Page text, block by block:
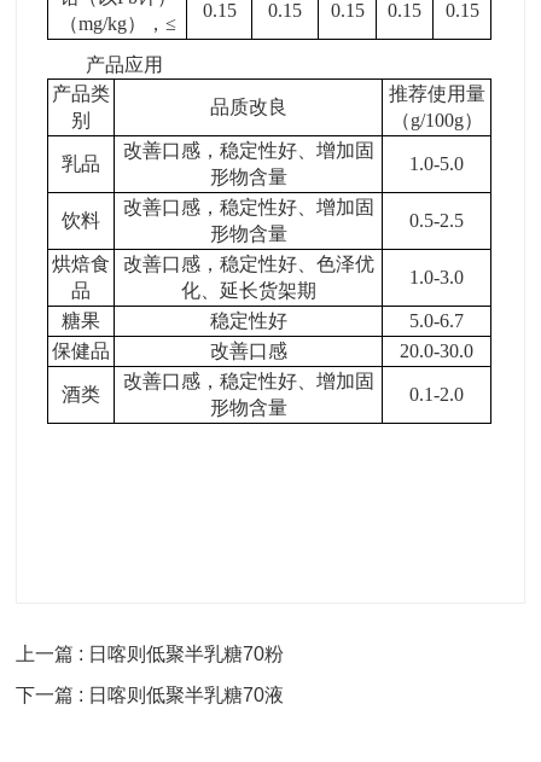
（mg/kg）， ≤
0.15 0.15 0.15 0.15 0.15
产品应用
产品类
别
品质改良
推荐使用量
（g/100g）
乳品
改善口感，稳定性好、增加固
形物含量
1.0-5.0
饮料
改善口感，稳定性好、增加固
形物含量
0.5-2.5
烘焙食
品
改善口感，稳定性好、色泽优
化、延长货架期
1.0-3.0
糖果 稳定性好
5.0-6.7
保健品
改善口感 20.0-30.0
酒类
改善口感，稳定性好、增加固
形物含量
0.1-2.0
上一篇 : 日喀则低聚半乳糖70粉
下一篇 : 日喀则低聚半乳糖70液